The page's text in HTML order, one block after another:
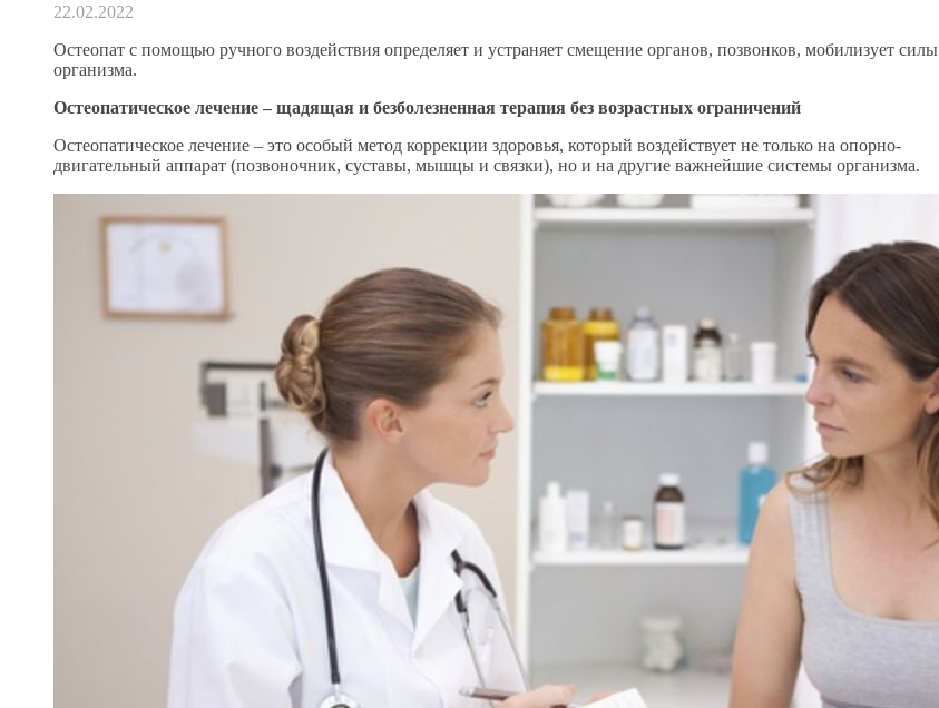
22.02.2022
Остеопат с помощью ручного воздействия определяет и устраняет смещение органов, позвонков, мобилизует силы
организма.
Остеопатическое лечение – щадящая и безболезненная терапия без возрастных ограничений
Остеопатическое лечение – это особый метод коррекции здоровья, который воздействует не только на опорно-
двигательный аппарат (позвоночник, суставы, мышцы и связки), но и на другие важнейшие системы организма.